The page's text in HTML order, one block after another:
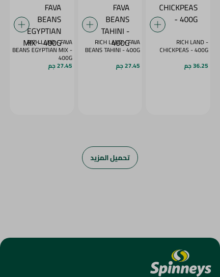
RICH LAND -
CHICKPEAS - 400G
36.25 جم
RICH LAND - FAVA
BEANS TAHINI - 400G
27.45 جم
RICH LAND - FAVA
BEANS EGYPTIAN MIX -
400G
27.45 جم
تحميل المزيد